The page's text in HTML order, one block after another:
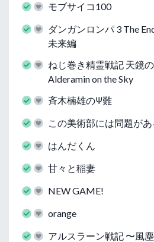
モブサイコ100
ダンガンロンパ 3 The
未来編
ねじ巻き精霊戦記 天鏡
Alderamin on the Sky
斉木楠雄のΨ難
この美術部には問題があ
はんだくん
甘々と稲妻
NEW GAME!
orange
アルスラーン戦記 〜風